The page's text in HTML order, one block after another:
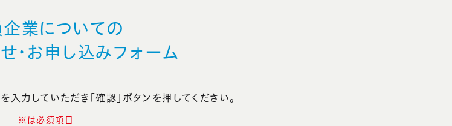
業についての
・ お申し込みフォーム
力していただき「確認」ボタンを押してください。
※は必須項目